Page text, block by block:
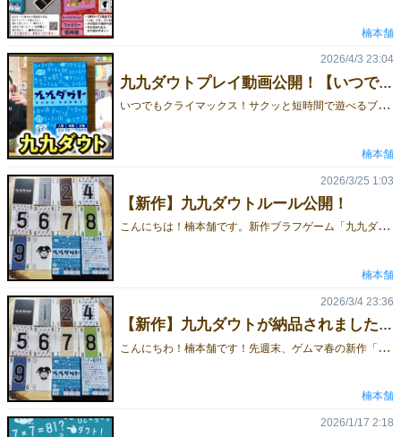
楠本舗
九九ダウトプレイ動画公開！【いつでもクライマックス！】
い
つでもクライマックス！サクッと短時間で遊べるブラフゲーム**「九九ダウト」**を、ムーブさんに遊んでいただきました！お世辞抜きで、最高のゲーム展開でした！九九ダウトの楽しさが100％詰まった動画になっています。ぜひご覧ください！
2026/4/3 23:04
楠本舗
【新作】九九ダウトルール公開！
こ
んにちは！楠本舗です。新作ブラフゲーム「九九ダウト」の説明書を公開します！ファブフィブをベースに、九九要素を加えて、短時間でヒリヒリする心理戦を体験できるように頑張って調整しました！九九早見表も付いているから、算数が苦手な人も安心です！
2026/3/25 1:03
楠本舗
【新作】九九ダウトが納品されました！
こ
んにちわ！楠本舗です！先週末、ゲムマ春の新作「九九ダウト」が無事納品されました！自分が考えたゲームが実際の“かたち”になって目の前に届くと、本当に嬉しいですね。「九九ダウト」は、ボドゲ好きはもちろん、人狼系の心理戦が好きな方や、カイジのようなヒリつく駆け引きが好きな方にも刺さる、程よい緊張感のブラフゲームです。今後も少しずつ情報を公開していきますので、ぜひお楽しみに！
2026/3/4 23:36
楠本舗
2026/1/17 2:18